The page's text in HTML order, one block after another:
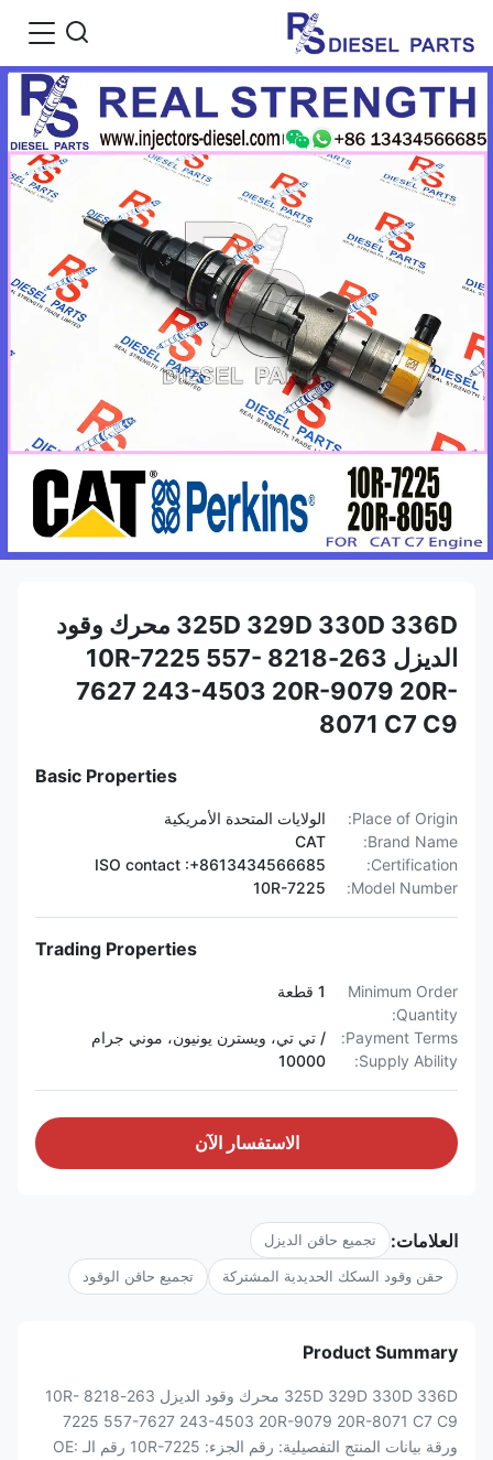
325D 329D 330D 336D محرك وقود
الديزل 263-8218 10R-7225 557-
7627 243-4503 20R-9079 20R-
8071 C7 C9
Basic Properties
Place of Origin:
الولايات المتحدة الأمريكية
Brand Name:
CAT
Certification:
ISO contact :+8613434566685
Model Number:
10R-7225
Trading Properties
Minimum Order
Quantity:
1 قطعة
Payment Terms:
/ تي تي، ويسترن يونيون، موني جرام
Supply Ability:
10000
الاستفسار الآن
العلامات: تجميع حاقن الديزل
حقن وقود السكك الحديدية المشتركة تجميع حاقن الوقود
Product Summary
325D 329D 330D 336D محرك وقود الديزل 263-8218 10R-
7225 557-7627 243-4503 20R-9079 20R-8071 C7 C9
ورقة بيانات المنتج التفصيلية: رقم الجزء: 10R-7225 رقم الـ OE: